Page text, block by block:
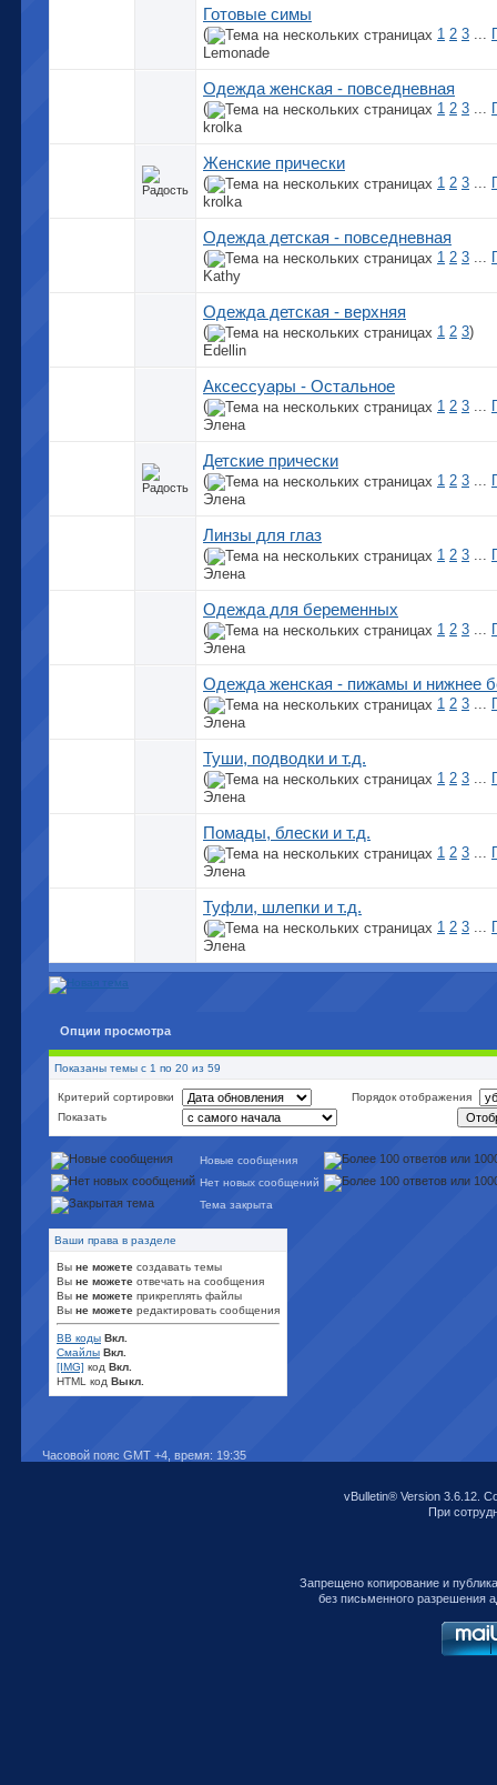
Готовые симы
( 1 2 3 ...
Lemonade
Одежда женская - повседневная
( 1 2 3 ...
krolka
Женские прически
( 1 2 3 ...
krolka
Одежда детская - повседневная
( 1 2 3 ...
Kathy
Одежда детская - верхняя
( 1 2 3)
Edellin
Аксессуары - Остальное
( 1 2 3 ...
Элена
Детские прически
( 1 2 3 ...
Элена
Линзы для глаз
( 1 2 3 ...
Элена
Одежда для беременных
( 1 2 3 ...
Элена
Одежда женская - пижамы и нижнее
( 1 2 3 ...
Элена
Туши, подводки и т.д.
( 1 2 3 ...
Элена
Помады, блески и т.д.
( 1 2 3 ...
Элена
Туфли, шлепки и т.д.
( 1 2 3 ...
Элена
Опции просмотра
Показаны темы с 1 по 20 из 59
Критерий сортировки
Порядок отображения
Показать
Новые сообщения
Нет новых сообщений
Тема закрыта
Ваши права в разделе
Вы не можете создавать темы
Вы не можете отвечать на сообщения
Вы не можете прикреплять файлы
Вы не можете редактировать сообщения
BB коды Вкл.
Смайлы Вкл.
[IMG] код Вкл.
HTML код Выкл.
Часовой пояс GMT +4, время: 19:35
vBulletin® Version 3.6.12.
При
Запрещено копирование и
без письменного разрешения